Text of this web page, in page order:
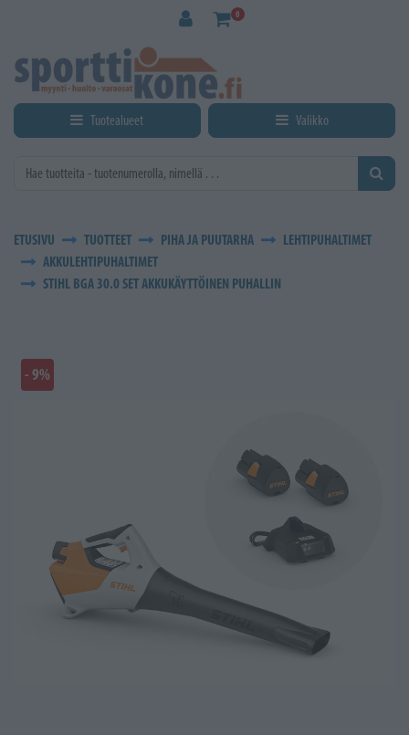
0
Tuotealueet Valikko
ETUSIVU TUOTTEET PIHA JA PUUTARHA
LEHTIPUHALTIMET
AKKULEHTIPUHALTIMET
STIHL BGA 30.0 SET AKKUKÄYTTÖINEN PUHALLIN
- 9%